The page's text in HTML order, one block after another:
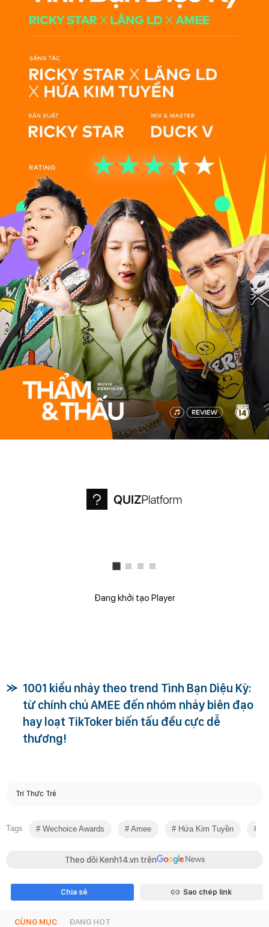
Đang khởi tạo Player
1001 kiểu nhảy theo trend Tình Bạn Diệu Kỳ:
từ chính chủ AMEE đến nhóm nhảy biên đạo
hay loạt TikToker biến tấu đều cực dễ
thương!
Trí Thức Trẻ
Tags Wechoice Awards Amee Hứa Kim Tuyền
Theo dõi Kenh14.vn trên
Chia sẻ Sao chép link
CÙNG MỤC ĐANG HOT